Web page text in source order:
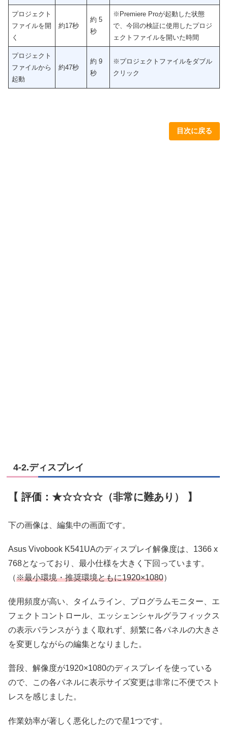
プロジェクト
ファイルを開
く
約17秒
約 5
秒
※Premiere Proが起動した状態
で、今回の検証に使用したプロジ
ェクトファイルを開いた時間
プロジェクト
ファイルから
起動
約47秒
約 9
秒
※プロジェクトファイルをダブル
クリック
目次に戻る
4-2.ディスプレイ
【 評価：★☆☆☆☆（非常に難あり） 】
下の画像は、編集中の画面です。
Asus Vivobook K541UAのディスプレイ解像度は、1366 x
768となっており、最小仕様を大きく下回っています。
（※最小環境・推奨環境ともに1920×1080）
使用頻度が高い、タイムライン、プログラムモニター、エ
フェクトコントロール、エッシェンシャルグラフィックス
の表示バランスがうまく取れず、頻繁に各パネルの大きさ
を変更しながらの編集となりました。
普段、解像度が1920×1080のディスプレイを使っている
ので、この各パネルに表示サイズ変更は非常に不便でスト
レスを感じました。
作業効率が著しく悪化したので星1つです。